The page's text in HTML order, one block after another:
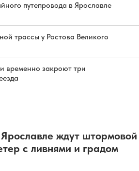
путепровода в Ярославле
трассы у Ростова Великого
временно закроют три
ждут штормовой
с ливнями и градом